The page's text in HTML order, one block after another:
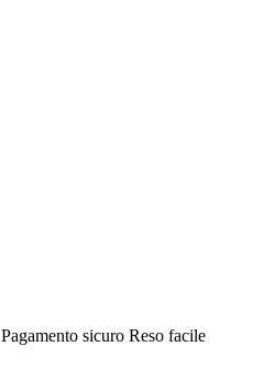
Pagamento sicuro Reso facile